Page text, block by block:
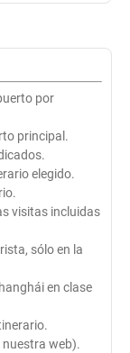
por
principal.
elegido.
visitas incluidas
sólo en la
en clase
nuestra web).